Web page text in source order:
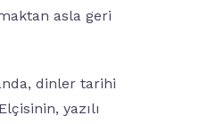
asla geri
dinler tarihi
yazılı